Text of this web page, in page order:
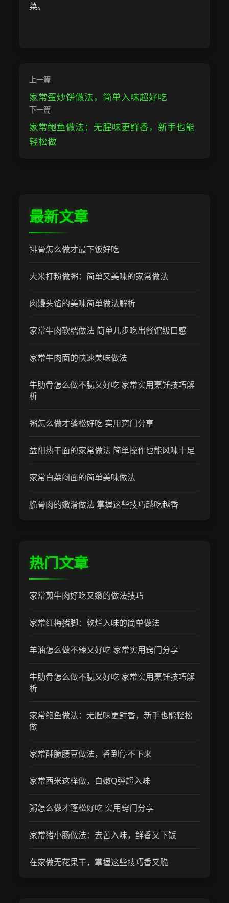
菜。
上一篇
家常蛋炒饼做法，简单入味超好吃
下一篇
家常鲍鱼做法：无腥味更鲜香，新手也能
轻松做
最新文章
排骨怎么做才最下饭好吃
大米打粉做粥：简单又美味的家常做法
肉馒头馅的美味简单做法解析
家常牛肉软糯做法 简单几步吃出餐馆级口感
家常牛肉面的快速美味做法
牛肋骨怎么做不腻又好吃 家常实用烹饪技巧解
析
粥怎么做才蓬松好吃 实用窍门分享
益阳热干面的家常做法 简单操作也能风味十足
家常白菜闷面的简单美味做法
脆骨肉的嫩滑做法 掌握这些技巧越吃越香
热门文章
家常煎牛肉好吃又嫩的做法技巧
家常红梅猪脚：软烂入味的简单做法
羊油怎么做不辣又好吃 家常实用窍门分享
牛肋骨怎么做不腻又好吃 家常实用烹饪技巧解
析
家常鲍鱼做法：无腥味更鲜香，新手也能轻松
做
家常酥脆腰豆做法，香到停不下来
家常西米这样做，白嫩Q弹超入味
粥怎么做才蓬松好吃 实用窍门分享
家常猪小肠做法：去苦入味，鲜香又下饭
在家做无花果干，掌握这些技巧香又脆